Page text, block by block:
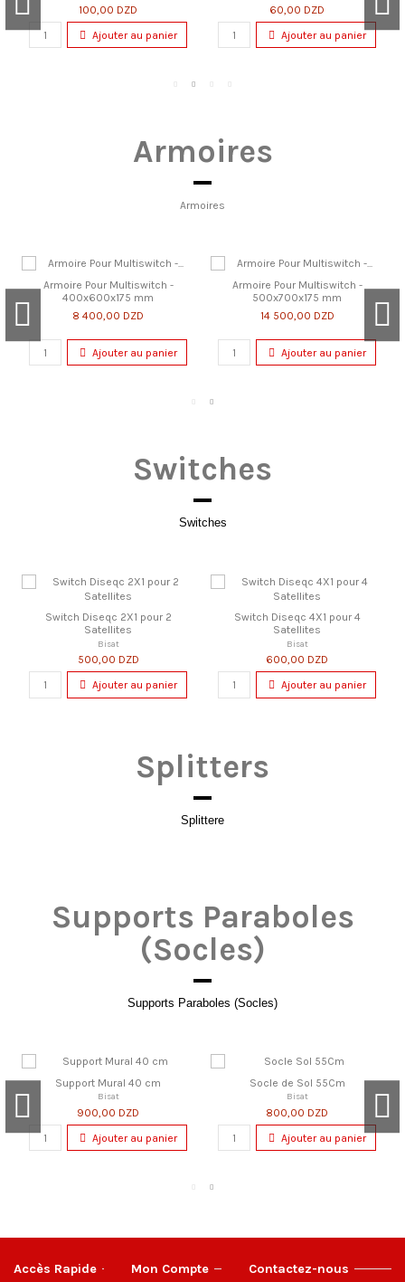
100,00 DZD
Ajouter au panier
60,00 DZD
Ajouter au panier
Armoires
Armoires
Armoire Pour Multiswitch -
400x600x175 mm
8 400,00 DZD
Ajouter au panier
Armoire Pour Multiswitch -
500x700x175 mm
14 500,00 DZD
Ajouter au panier
Switches
Switches
Switch Diseqc 2X1 pour 2
Satellites
Bisat
500,00 DZD
Ajouter au panier
Switch Diseqc 4X1 pour 4
Satellites
Bisat
600,00 DZD
Ajouter au panier
Splitters
Splittere
Supports Paraboles
(Socles)
Supports Paraboles (Socles)
Support Mural 40 cm
Bisat
900,00 DZD
Ajouter au panier
Socle de Sol 55Cm
Bisat
800,00 DZD
Ajouter au panier
Accès Rapide Mon Compte Contactez-nous